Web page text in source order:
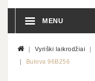
MENU
Vyriški laikrodžiai
Bulova 96B256